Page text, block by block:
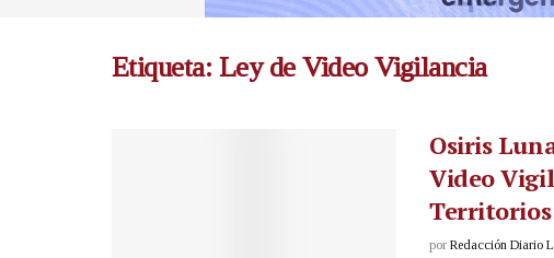
Etiqueta: Ley de Video Vigilancia
Osiris
Video
Territorios
por Redacción Diario